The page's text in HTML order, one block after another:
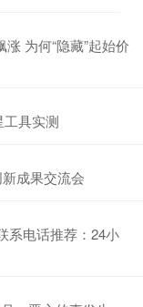
为何“隐藏”起始价
具实测
成果交流会
系电话推荐：24小